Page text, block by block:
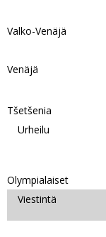
Valko-Venäjä
Venäjä
Tšetšenia
Urheilu
Olympialaiset
Viestintä